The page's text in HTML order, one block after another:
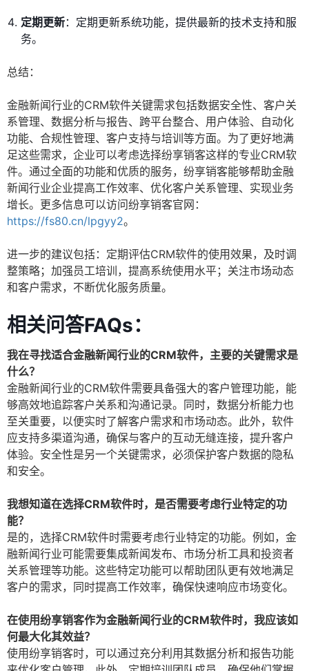
定期更新：定期更新系统功能，提供最新的技术支持和服
务。
总结：
金融新闻行业的CRM软件关键需求包括数据安全性、客户关
系管理、数据分析与报告、跨平台整合、用户体验、自动化
功能、合规性管理、客户支持与培训等方面。为了更好地满
足这些需求，企业可以考虑选择纷享销客这样的专业CRM软
件。通过全面的功能和优质的服务，纷享销客能够帮助金融
新闻行业企业提高工作效率、优化客户关系管理、实现业务
增长。更多信息可以访问纷享销客官网：
https://fs80.cn/lpgyy2。
进一步的建议包括：定期评估CRM软件的使用效果，及时调
整策略；加强员工培训，提高系统使用水平；关注市场动态
和客户需求，不断优化服务质量。
相关问答FAQs：
我在寻找适合金融新闻行业的CRM软件，主要的关键需求是
什么？
金融新闻行业的CRM软件需要具备强大的客户管理功能，能
够高效地追踪客户关系和沟通记录。同时，数据分析能力也
至关重要，以便实时了解客户需求和市场动态。此外，软件
应支持多渠道沟通，确保与客户的互动无缝连接，提升客户
体验。安全性是另一个关键需求，必须保护客户数据的隐私
和安全。
我想知道在选择CRM软件时，是否需要考虑行业特定的功
能？
是的，选择CRM软件时需要考虑行业特定的功能。例如，金
融新闻行业可能需要集成新闻发布、市场分析工具和投资者
关系管理等功能。这些特定功能可以帮助团队更有效地满足
客户的需求，同时提高工作效率，确保快速响应市场变化。
在使用纷享销客作为金融新闻行业的CRM软件时，我应该如
何最大化其效益？
使用纷享销客时，可以通过充分利用其数据分析和报告功能